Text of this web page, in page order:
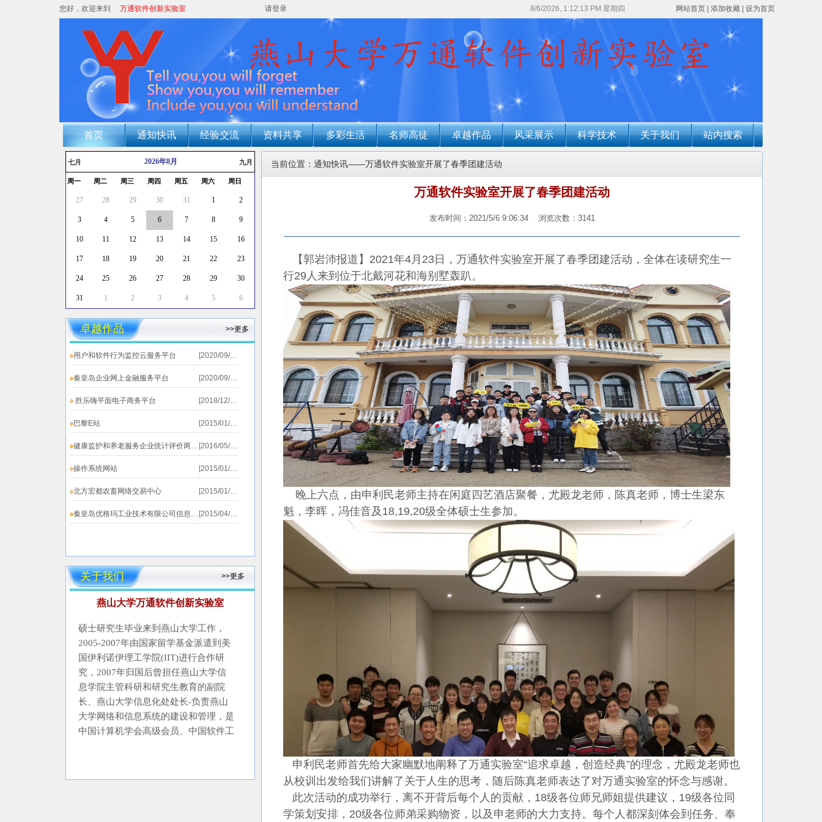
您好，欢迎来到 万通软件创新实验室 请登录 8/6/2026, 1:12:14 PM 星期四 网站首页 添加收藏 设为首页
首页 通知快讯 经验交流 资料共享 多彩生活 名师高徒 卓越作品 风采展示 科学技术 关于我们 站内搜索
七月 2026年8月 九月
周一 周二 周三 周四 周五 周六 周日
27 28 29 30 31 1 2
3 4 5 6 7 8 9
10 11 12 13 14 15 16
17 18 19 20 21 22 23
24 25 26 27 28 29 30
31 1 2 3 4 5 6
卓越作品 >>更多
用户和软件行为监控云服务平台 [2020/09/19]
秦皇岛企业网上金融服务平台 [2020/09/19]
胜乐嗨平面电子商务平台 [2018/12/20]
巴黎E站 [2015/01/25]
健康监护和养老服务企业统计评价两个系统上线测试... [2016/05/31]
操作系统网站 [2015/01/25]
北方宏都农畜网络交易中心 [2015/01/25]
秦皇岛优格玛工业技术有限公司信息发布系统 [2015/04/02]
关于我们 >>更多
燕山大学万通软件创新实验室
燕山大学万通软件创新实验
室
WT Software Innovation
Lab
燕山大学万通软件创新实验室是
由申利民教授/博士生导师，领导的
研究团队创立，致力于柔
性软件、企业管理信息
析、电子商务系统、信
息安全、协同计算及机会网络等方
面的研究、教学和开发。
利民教授1987年6月合肥工业大学
2005-2007年由国家留学基金派遣到美
国伊利诺伊理工学院(IIT)进行合作研
究，2007年归国后曾担任燕山大学信
息学院主管科研和研究生教育的副院
长、燕山大学信息化处处长-负责燕山
大学网络和信息系统的建设和管理，是
中国计算机学会高级会员、中国软件工
程专业委员会委员、中国协同计算专业
当前位置：通知快讯——万通软件实验室开展了春季团建活动
万通软件实验室开展了春季团建活动
发布时间：2021/5/6 9:06:34 浏览次数：3141
【郭岩沛报道】2021年4月23日，万通软件实验室开展了春季团建活动，全体在读研究生一
行29人来到位于北戴河花和海别墅轰趴。
晚上六点，由申利民老师主持在闲庭四艺酒店聚餐，尤殿龙老师，陈真老师，博士生梁东
魁，李晖，冯佳音及18,19,20级全体硕士生参加。
申利民老师首先给大家幽默地阐释了万通实验室“追求卓越，创造经典”的理念，尤殿龙老师也
从校训出发给我们讲解了关于人生的思考，随后陈真老师表达了对万通实验室的怀念与感谢。
此次活动的成功举行，离不开背后每个人的贡献，18级各位师兄师姐提供建议，19级各位同
学策划安排，20级各位师弟采购物资，以及申老师的大力支持。每个人都深刻体会到任务、奉